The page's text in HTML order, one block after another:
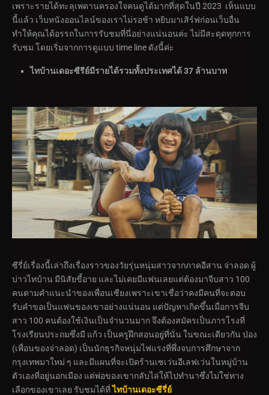
เพราะรายได้ทะลุเพดานครองใจคนดูได้มากที่สุดในปี 2023 เห็นแบบ
นี้แล้ว เว็บหนังออนไลน์ของเราไม่รอช้า หยิบมาเสิร์ฟก่อนเว็บอื่น
ทำให้คุณได้อรรถในการรับชมที่นี่อย่างแน่นอนค่ะ ไม่มีสะดุดทุกการ
รับชม โดยเริ่มจากการดูแบบ time line ดังนี้ค่ะ
ไทบ้านเดอะซีรีย์มีรายได้รวมทั้งประเทศได้ 37 ล้านบาท
ซีรี่ย์เรื่องนี้เล่าถึงเรื่องราวของวัยรุ่นหนุ่มสาวจากภาคอีสาน จ่าลอด ผู้
บ่าวไทบ้าน มีนิสัยขี้อาย และไม่เคยมีแฟนเลยแต่ต้องมาจีบสาว 100
คนตามคำแนะนำของเพื่อนเซียงเพราะเขาเชื่อว่าคงมีคนที่จะตอบ
รับคำขอเป็นแฟนของเขาอย่างแน่นอน แต่ปัญหาเกิดขึ้นเมื่อการจีบ
สาว 100 คนต้องใช้เงินเป็นจำนวนมาก จึงต้องสมัครเป็นภารโรงที่
โรงเรียนประถมซึ่งมี แก้ว เป็นครูฝึกสอนอยู่ที่นั่น ในขณะเดียวกัน ป่อง
(เพื่อนของจ่าลอด) เป็นนักธุรกิจหนุ่มไฟแรงที่พึ่งจบการศึกษาจาก
กรุงเทพมาใหม่ ๆ และมีแผนที่จะเปิดร้านเซเว่นอีเลฟเว่นในหมู่บ้าน
ตัวเองที่อยู่นอกเมือง แต่พ่อของเขากลับไล่ให้ไปทำนาซึ่งไม่ใช่ทาง
เลือกของเขาเลย รับชมได้ที่ไทบ้านเดอะซีรี่ย์